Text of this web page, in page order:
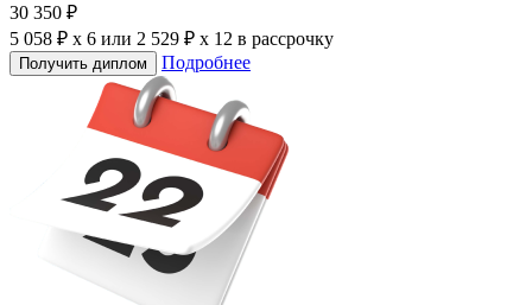
30 350 ₽
5 058 ₽ x 6 или 2 529 ₽ x 12 в рассрочку
Получить диплом Подробнее